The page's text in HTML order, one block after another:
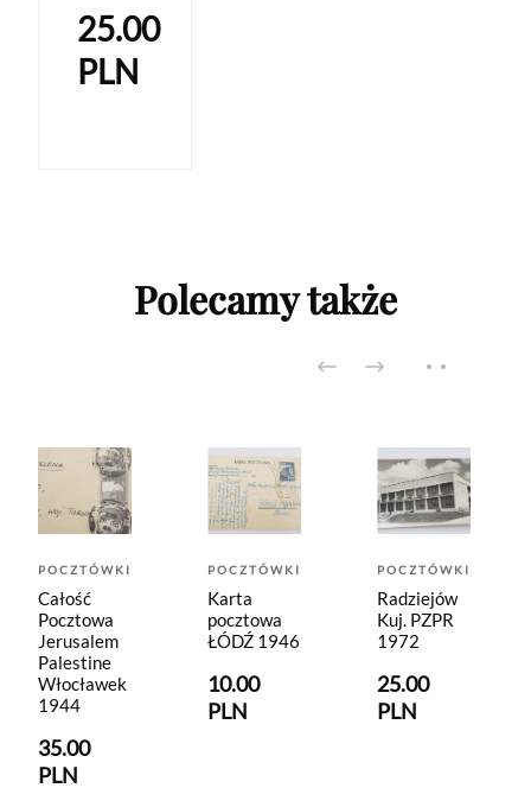
25.00
PLN
Polecamy także
POCZTÓWKI
Całość
Pocztowa
Jerusalem
Palestine
Włocławek
1944
35.00
PLN
POCZTÓWKI
Karta
pocztowa
ŁÓDŹ 1946
10.00
PLN
POCZTÓWKI
Radziejów
Kuj. PZPR
1972
25.00
PLN